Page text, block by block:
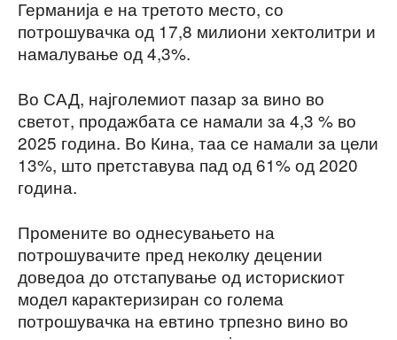
Германија е на третото место, со
потрошувачка од 17,8 милиони хектолитри и
намалување од 4,3%.
Во САД, најголемиот пазар за вино во
светот, продажбата се намали за 4,3 % во
2025 година. Во Кина, таа се намали за цели
13%, што претставува пад од 61% од 2020
година.
Промените во однесувањето на
потрошувачите пред неколку децении
доведоа до отстапување од историскиот
модел карактеризиран со голема
потрошувачка на евтино трпезно вино во